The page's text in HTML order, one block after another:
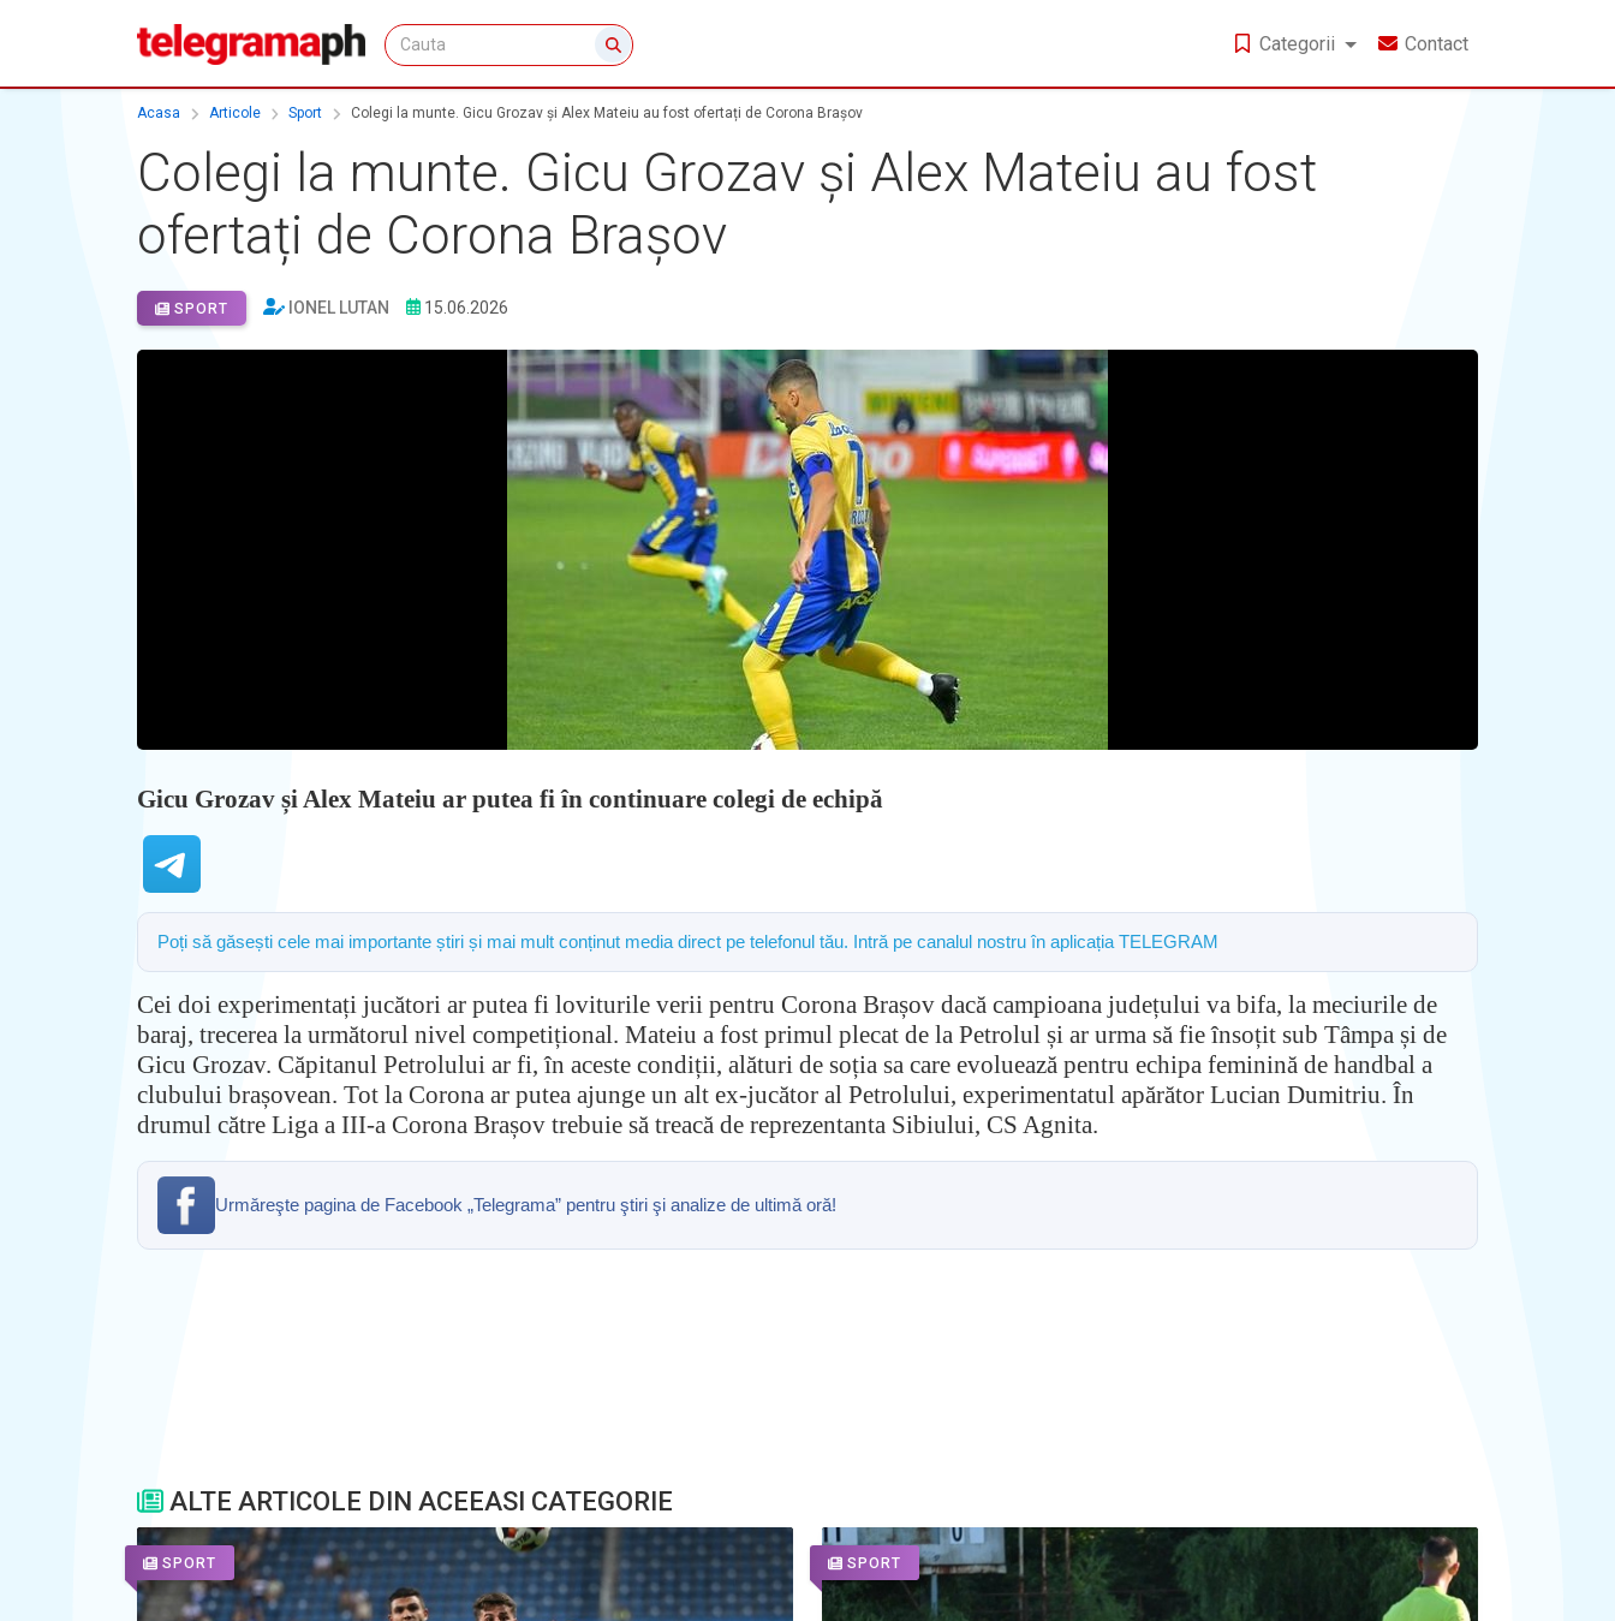
Categorii Contact
Acasa Articole Sport Colegi la munte. Gicu Grozav și Alex Mateiu au fost ofertați de Corona Brașov
Colegi la munte. Gicu Grozav și Alex Mateiu au fost
ofertați de Corona Brașov
SPORT IONEL LUTAN 15.06.2026
Gicu Grozav și Alex Mateiu ar putea fi în continuare colegi de echipă
Poți să găsești cele mai importante știri și mai mult conținut media direct pe telefonul tău. Intră pe canalul nostru în aplicația TELEGRAM
Cei doi experimentați jucători ar putea fi loviturile verii pentru Corona Brașov dacă campioana județului va bifa, la meciurile de
baraj, trecerea la următorul nivel competițional. Mateiu a fost primul plecat de la Petrolul și ar urma să fie însoțit sub Tâmpa și de
Gicu Grozav. Căpitanul Petrolului ar fi, în aceste condiții, alături de soția sa care evoluează pentru echipa feminină de handbal a
clubului brașovean. Tot la Corona ar putea ajunge un alt ex-jucător al Petrolului, experimentatul apărător Lucian Dumitriu. În
drumul către Liga a III-a Corona Brașov trebuie să treacă de reprezentanta Sibiului, CS Agnita.
Urmăreşte pagina de Facebook „Telegrama” pentru ştiri şi analize de ultimă oră!
ALTE ARTICOLE DIN ACEEASI CATEGORIE
SPORT SPORT